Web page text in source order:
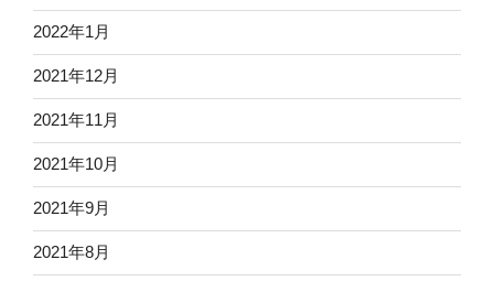
2022年1月
2021年12月
2021年11月
2021年10月
2021年9月
2021年8月